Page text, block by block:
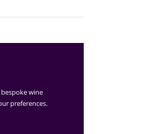
wine
preferences.